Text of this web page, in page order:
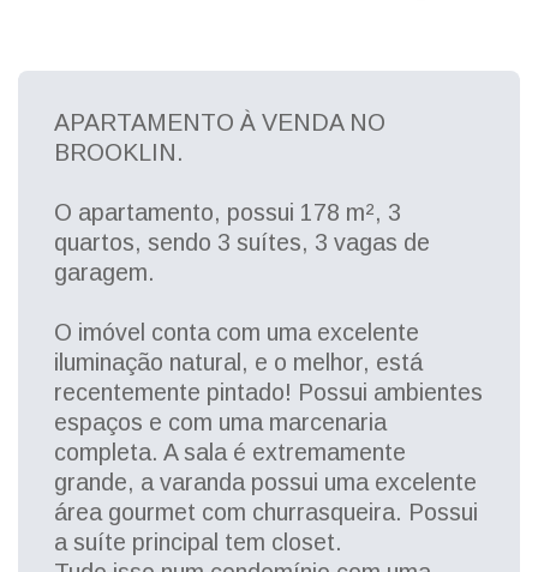
APARTAMENTO À VENDA NO
BROOKLIN.
O apartamento, possui 178 m², 3
quartos, sendo 3 suítes, 3 vagas de
garagem.
O imóvel conta com uma excelente
iluminação natural, e o melhor, está
recentemente pintado! Possui ambientes
espaços e com uma marcenaria
completa. A sala é extremamente
grande, a varanda possui uma excelente
área gourmet com churrasqueira. Possui
a suíte principal tem closet.